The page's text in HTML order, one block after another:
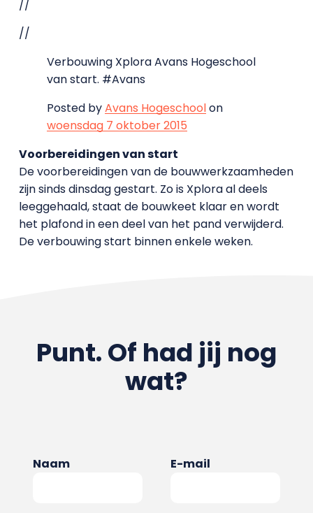
//
//
Verbouwing Xplora Avans Hogeschool
van start. #Avans
Posted byAvans Hogeschoolon
woensdag 7 oktober 2015
Voorbereidingen van start
De voorbereidingen van de bouwwerkzaamheden
zijn sinds dinsdag gestart. Zo is Xplora al deels
leeggehaald, staat de bouwkeet klaar en wordt
het plafond in een deel van het pand verwijderd.
De verbouwing start binnen enkele weken.
Punt. Of had jij nog
wat?
Naam E-mail